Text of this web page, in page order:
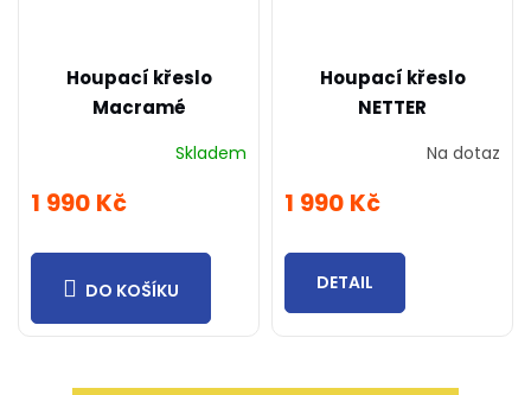
Houpací křeslo
Macramé
Skladem
1 990 Kč
DO KOŠÍKU
Houpací křeslo
NETTER
Na dotaz
1 990 Kč
DETAIL